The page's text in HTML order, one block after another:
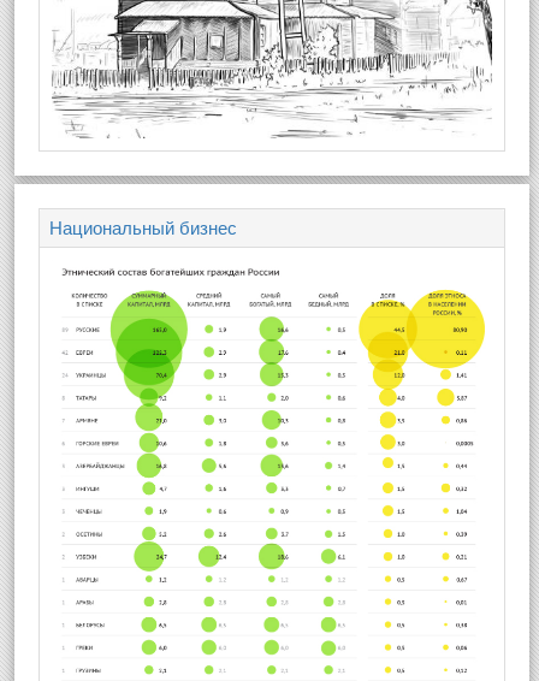
Национальный бизнес